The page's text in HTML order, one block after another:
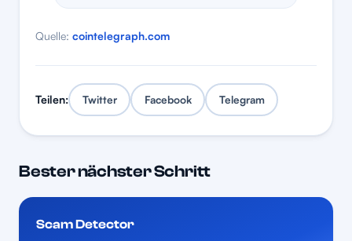
Quelle: cointelegraph.com
Teilen: Twitter Facebook Telegram
Bester nächster Schritt
Scam Detector